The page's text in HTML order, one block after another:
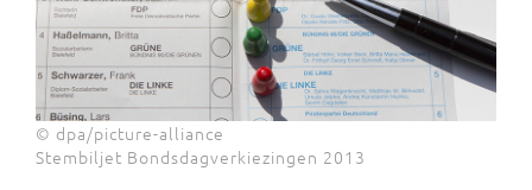
© dpa/picture-alliance
Stembiljet Bondsdagverkiezingen 2013